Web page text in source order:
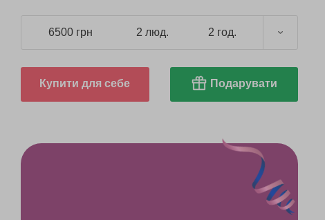
6500 грн 2 люд. 2 год.
Купити для себе Подарувати